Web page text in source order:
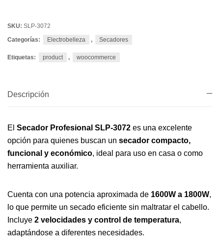
SKU: SLP-3072
Categorías:
Electrobelleza , Secadores
Etiquetas: product , woocommerce
Descripción
El Secador Profesional SLP-3072 es una excelente
opción para quienes buscan un secador compacto,
funcional y económico, ideal para uso en casa o como
herramienta auxiliar.
Cuenta con una potencia aproximada de 1600W a 1800W,
lo que permite un secado eficiente sin maltratar el cabello.
Incluye 2 velocidades y control de temperatura,
adaptándose a diferentes necesidades.